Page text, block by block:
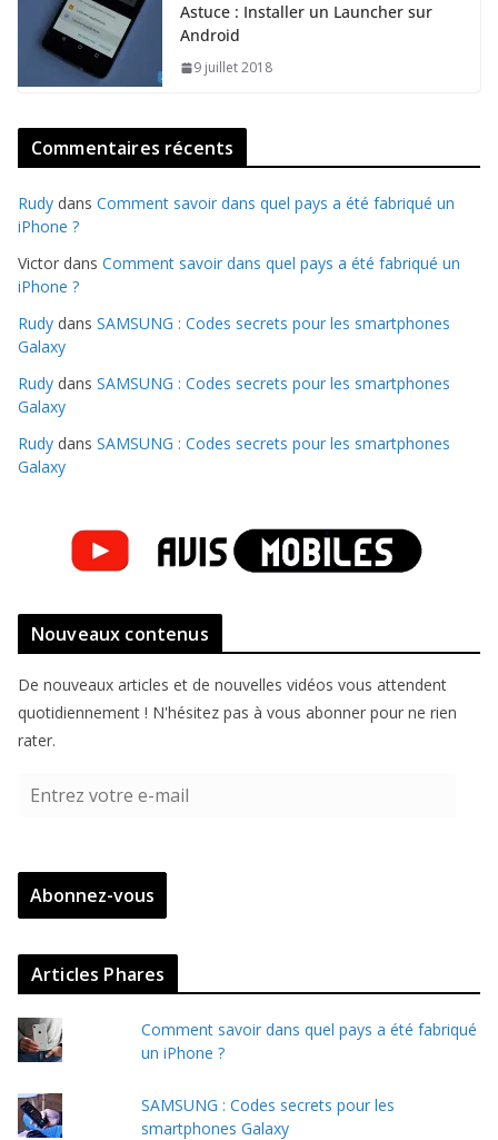
Astuce : Installer un Launcher sur
Android
9 juillet 2018
Commentaires récents
Rudy dans Comment savoir dans quel pays a été fabriqué un
iPhone ?
Victor dans Comment savoir dans quel pays a été fabriqué un
iPhone ?
Rudy dans SAMSUNG : Codes secrets pour les smartphones
Galaxy
Rudy dans SAMSUNG : Codes secrets pour les smartphones
Galaxy
Rudy dans SAMSUNG : Codes secrets pour les smartphones
Galaxy
Nouveaux contenus
De nouveaux articles et de nouvelles vidéos vous attendent
quotidiennement ! N'hésitez pas à vous abonner pour ne rien
rater.
r
z
v
r
e
e
-
Abonnez-vous
Articles Phares
Comment savoir dans quel pays a été fabriqué
un iPhone ?
SAMSUNG : Codes secrets pour les
smartphones Galaxy